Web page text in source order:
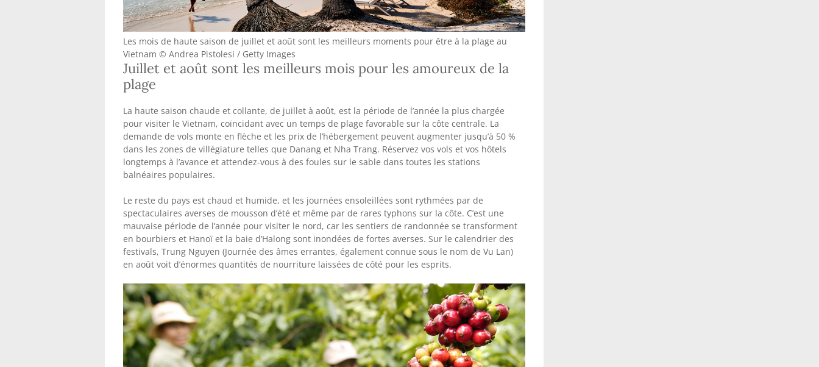
Les mois de haute saison de juillet et août sont les meilleurs moments pour être à la plage au
Vietnam © Andrea Pistolesi / Getty Images
Juillet et août sont les meilleurs mois pour les amoureux de la
plage
La haute saison chaude et collante, de juillet à août, est la période de l’année la plus chargée
pour visiter le Vietnam, coïncidant avec un temps de plage favorable sur la côte centrale. La
demande de vols monte en flèche et les prix de l’hébergement peuvent augmenter jusqu’à 50 %
dans les zones de villégiature telles que Danang et Nha Trang. Réservez vos vols et vos hôtels
longtemps à l’avance et attendez-vous à des foules sur le sable dans toutes les stations
balnéaires populaires.
Le reste du pays est chaud et humide, et les journées ensoleillées sont rythmées par de
spectaculaires averses de mousson d’été et même par de rares typhons sur la côte. C’est une
mauvaise période de l’année pour visiter le nord, car les sentiers de randonnée se transforment
en bourbiers et Hanoï et la baie d’Halong sont inondées de fortes averses. Sur le calendrier des
festivals, Trung Nguyen (Journée des âmes errantes, également connue sous le nom de Vu Lan)
en août voit d’énormes quantités de nourriture laissées de côté pour les esprits.